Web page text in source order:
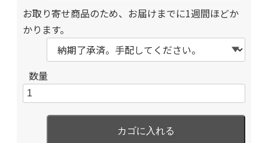
お取り寄せ商品のため、お届けまでに1週間ほどか
かります。
数量